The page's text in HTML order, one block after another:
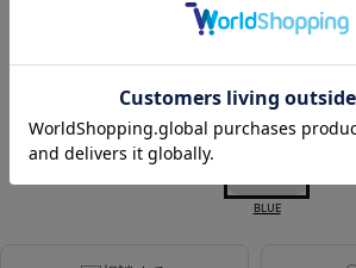
320ポイント付与
BLUE